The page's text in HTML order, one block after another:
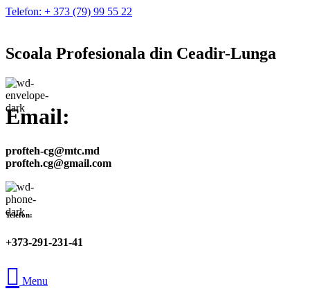
Telefon: + 373 (79) 99 55 22
Scoala Profesionala din Ceadir-Lunga
Email:
profteh-cg@mtc.md
profteh.cg@gmail.com
Telefon:
+373-291-231-41
Menu